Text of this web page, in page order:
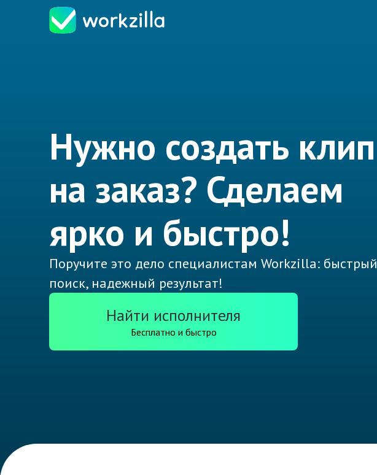
Нужно создать клип
на заказ? Сделаем
ярко и быстро!
Поручите это дело специалистам Workzilla: быстрый
поиск, надежный результат!
Найти исполнителя
Бесплатно и быстро